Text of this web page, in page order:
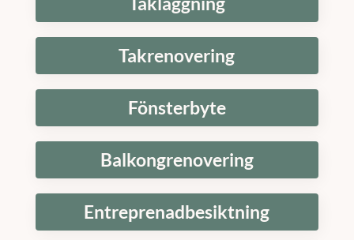
Takrenovering
Fönsterbyte
Balkongrenovering
Entreprenadbesiktning